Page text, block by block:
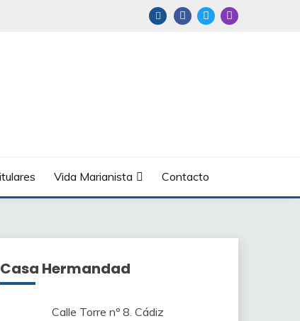
Vida Marianista Contacto
Casa Hermandad
Calle Torre nº 8. Cádiz